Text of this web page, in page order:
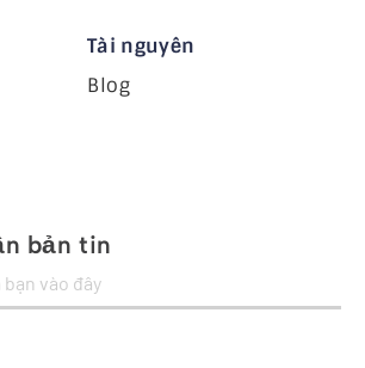
Tài nguyên
Blog
bản tin